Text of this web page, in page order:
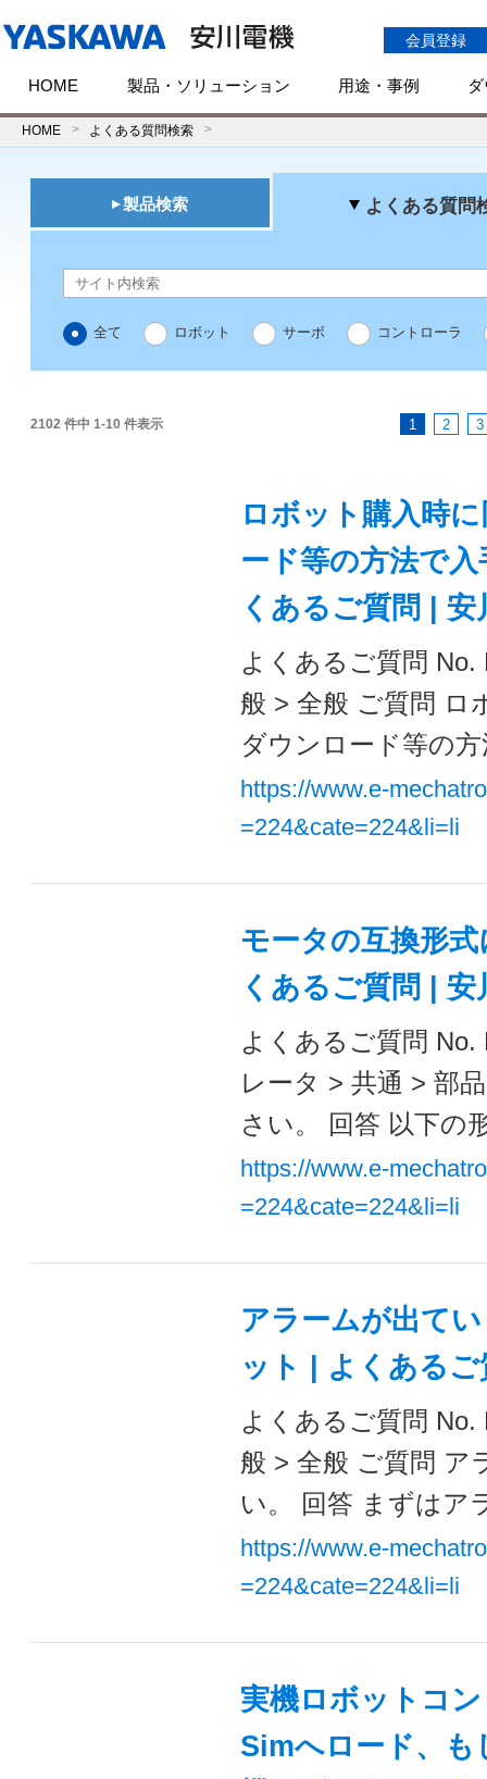
会員登録
HOME 製品・ソリューション 用途・事例
HOME よくある質問検索
製品検索 よくある質問
全て ロボット サーボ コントローラ
2102 件中 1-10 件表示 1 2 3
ロボット購入時
ード等の方法で
くあるご質問 |
よくあるご質問
般 > 全般 ご質問 ロ
ダウンロード等の
https://www.e-
=224&cate=224&li=li
モータの互換形
くあるご質問 |
よくあるご質問
レータ > 共通 > 部
さい。 回答 以下の
https://www.e-
=224&cate=224&li=li
アラームが出て
ット | よくある
よくあるご質問
般 > 全般 ご質問 ア
い。 回答 まずはア
https://www.e-
=224&cate=224&li=li
実機ロボットコ
Simへロード、